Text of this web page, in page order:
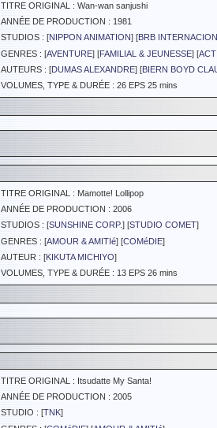
TITRE ORIGINAL : Wan-wan sanjushi
ANNÉE DE PRODUCTION : 1981
STUDIOS : [NIPPON ANIMATION] [BRB
GENRES : [AVENTURE] [FAMILIAL & JEUNESSE] [
AUTEURS : [DUMAS ALEXANDRE] [BIERN BOYD
VOLUMES, TYPE & DURÉE : 26 EPS 25 mins
TITRE ORIGINAL : Mamotte! Lollipop
ANNÉE DE PRODUCTION : 2006
STUDIOS : [SUNSHINE CORP.] [STUDIO COMET]
GENRES : [AMOUR & AMITIé] [COMéDIE]
AUTEUR : [KIKUTA MICHIYO]
VOLUMES, TYPE & DURÉE : 13 EPS 26 mins
TITRE ORIGINAL : Itsudatte My Santa!
ANNÉE DE PRODUCTION : 2005
STUDIO : [TNK]